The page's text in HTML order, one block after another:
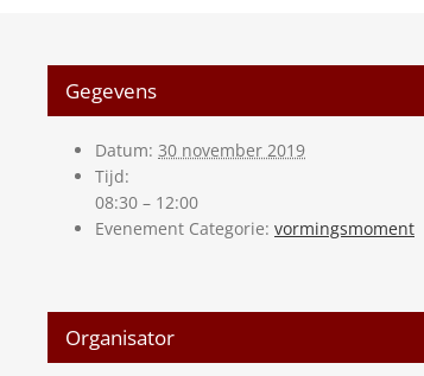
Gegevens
Datum: 30 november 2019
Tijd:
08:30 – 12:00
Evenement Categorie: vormingsmoment
Organisator